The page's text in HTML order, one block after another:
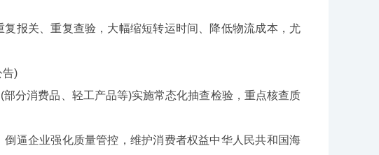
关、重复查验，大幅缩短转运时间、降低物流成本，尤
)
消费品、轻工产品等)实施常态化抽查检验，重点核查质
企业强化质量管控，维护消费者权益中华人民共和国海